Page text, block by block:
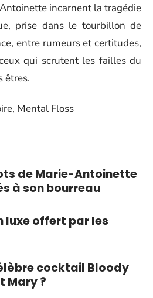
incarnent la tragédie
prise dans le tourbillon de
entre rumeurs et certitudes,
qui scrutent les failles du
êtres.
Mental Floss
de Marie-Antoinette
à son bourreau
luxe offert par les
cocktail Bloody
Mary ?